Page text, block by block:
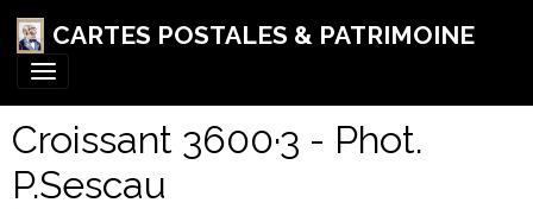
CARTES POSTALES & PATRIMOINE
Croissant 3600·3 - Phot.
P.Sescau